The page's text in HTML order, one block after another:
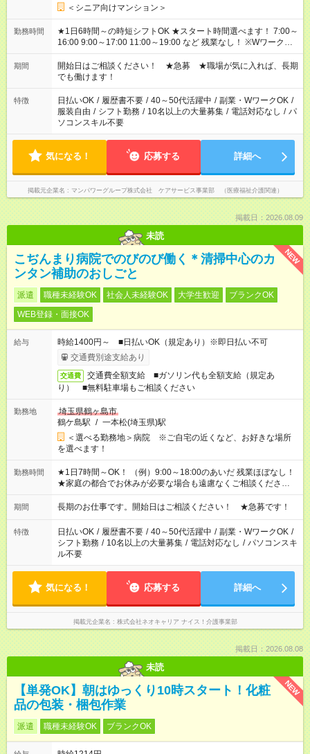
＜シニア向けマンション＞
勤務時間
★1日6時間～の時短シフトOK ★スタート時間選べます！ 7:00～
16:00 9:00～17:00 11:00～19:00 など 残業なし！ ※Wワークの
場合、他のお仕事と合わせ週40時間超の就業はご案内できませ
ん ※法令に基づき、週20時間以上勤務は社会保険への加入対象
となります ※労働者派遣法（日雇い派遣の原則禁止）により、
短時間・短期間の就業はご案内が難しい場合があります
期間
開始日はご相談ください！ ★急募 ★職場が気に入れば、長期
でも働けます！
特徴 日払いOK / 履歴書不要 / 40～50代活躍中 / 副業・WワークOK /
服装自由 / シフト勤務 / 10名以上の大量募集 / 電話対応なし / パ
ソコンスキル不要
気になる！ 応募する 詳細へ
掲載元企業名 マンパワーグループ株式会社 ケアサービス事業部 （医療福祉介護関連）
掲載日：2026.08.09
未読
NEW
こぢんまり病院でのびのび働く＊清掃中心のカ
ンタン補助のおしごと
派遣 職種未経験OK 社会人未経験OK 大学生歓迎
ブランクOK
WEB登録・面接OK
給与
時給1400円～ ■日払いOK（規定あり）※即日払い不可
交通費別途支給あり
交通費
交通費全額支給 ■ガソリン代も全額支給（規定あ
り） ■無料駐車場もご相談ください
勤務地
埼玉県鶴ヶ島市
鶴ケ島駅 / 一本松(埼玉県)駅
＜選べる勤務地＞病院 ※ご自宅の近くなど、お好きな場所
を選べます！
勤務時間
★1日7時間～OK！ （例）9:00～18:00のあいだ 残業ほぼなし！
★家庭の都合でお休みが必要な場合も遠慮なくご相談ください。
※シフトはご希望に合わせて調整可能です。 その他、 ＊週4日・
1日7時間 ＊日勤のみ ＊土日休み ＊午前だけ・午後だけ ＊平日
仕事をご紹介できます！ 登録の際に、あなたのご希望をお聞か
せください。
期間 長期のお仕事です。開始日はご相談ください！ ★急募です！
特徴 日払いOK / 履歴書不要 / 40～50代活躍中 / 副業・WワークOK /
シフト勤務 / 10名以上の大量募集 / 電話対応なし / パソコンスキ
ル不要
気になる！ 応募する 詳細へ
掲載元企業名 株式会社ネオキャリア ナイス！介護事業部
掲載日：2026.08.08
未読
NEW
【単発OK】朝はゆっくり10時スタート！化粧
品の包装・梱包作業
派遣 職種未経験OK ブランクOK